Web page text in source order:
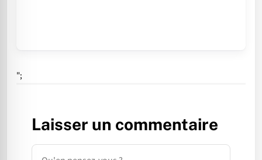
";
Laisser un commentaire
Commentaire